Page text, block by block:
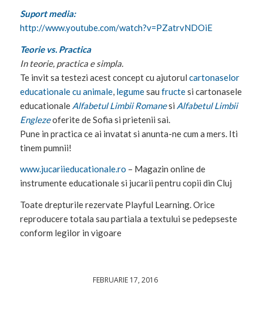
Suport media:
http://www.youtube.com/watch?v=PZatrvNDOiE
Teorie vs. Practica
In teorie, practica e simpla.
Te invit sa testezi acest concept cu ajutorul cartonaselor
educationale cu animale, legumesau fructesi cartonasele
educationale Alfabetul Limbii Romanesi Alfabetul Limbii
Englezeoferite de Sofia si prietenii sai.
Pune in practica ce ai invatat si anunta-ne cum a mers. Iti
tinem pumnii!
www.jucariieducationale.ro – Magazin online de
instrumente educationale si jucarii pentru copii din Cluj
Toate drepturile rezervate Playful Learning. Orice
reproducere totala sau partiala a textului se pedepseste
conform legilor in vigoare
FEBRUARIE 17, 2016
/